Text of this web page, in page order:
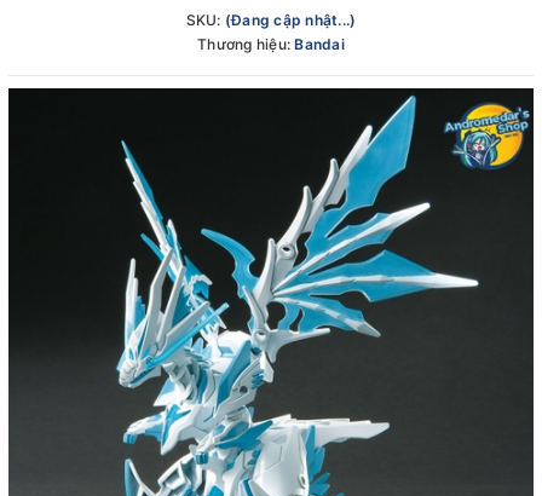
SKU: (Đang cập nhật...)
Thương hiệu:Bandai